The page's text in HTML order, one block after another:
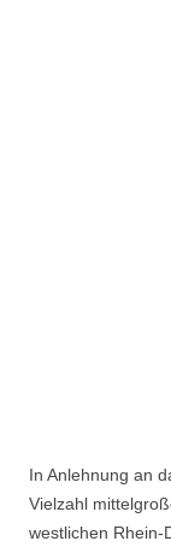
In Anlehnung an
Vielzahl
westlichen Rhein-